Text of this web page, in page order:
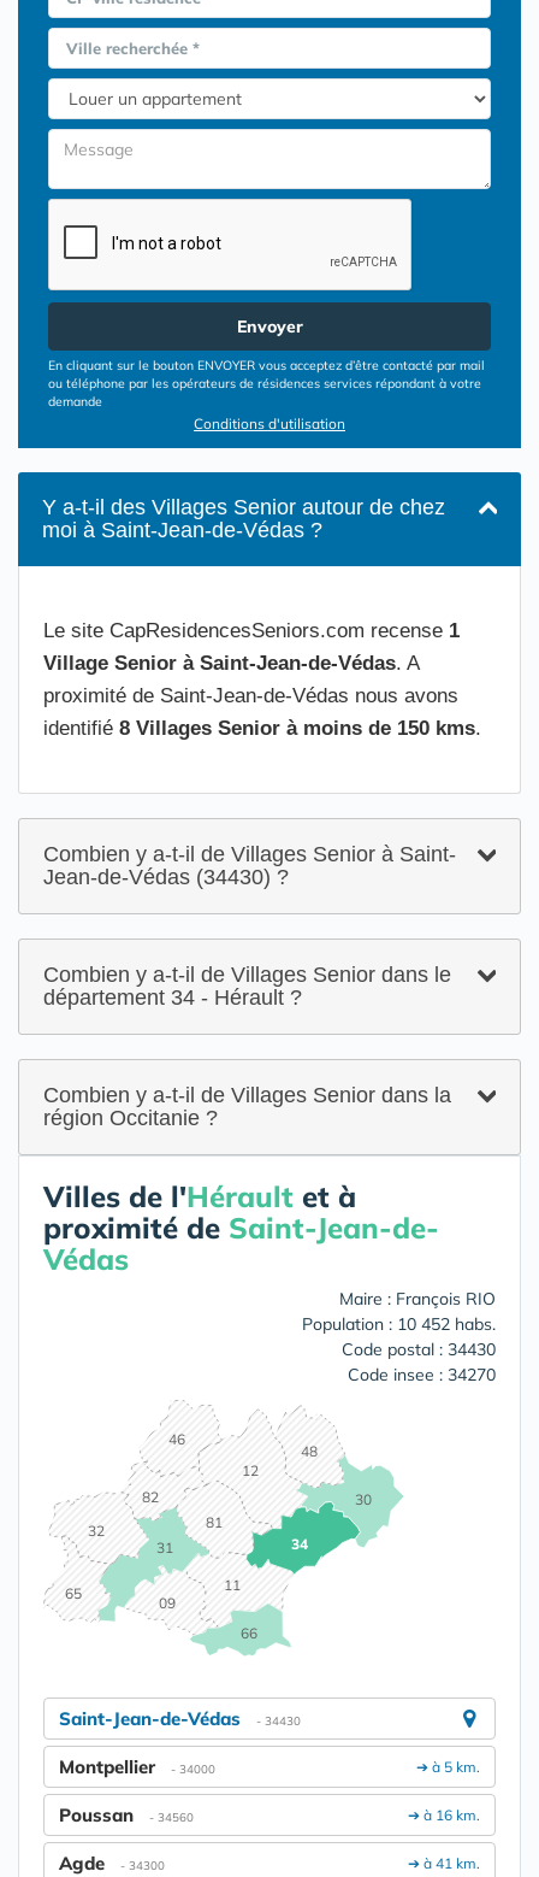
Ville recherchée *
Envoyer
En cliquant sur le bouton ENVOYER vous acceptez d’être contacté par mail
ou téléphone par les opérateurs de résidences services répondant à votre
demande
Conditions d'utilisation
Y a-t-il des Villages Senior autour de chez
moi à Saint-Jean-de-Védas ?
Le site CapResidencesSeniors.com recense 1
Village Senior à Saint-Jean-de-Védas. A
proximité de Saint-Jean-de-Védas nous avons
identifié 8 Villages Senior à moins de 150 kms.
Combien y a-t-il de Villages Senior à Saint-
Jean-de-Védas (34430) ?
Combien y a-t-il de Villages Senior dans le
département 34 - Hérault ?
Combien y a-t-il de Villages Senior dans la
région Occitanie ?
Villes de l'Hérault et à
proximité de Saint-Jean-de-
Védas
Maire : François RIO
Population : 10 452 habs.
Code postal : 34430
Code insee : 34270
09
11
12
30
31
32
34
46
48
65
66
81
82
Saint-Jean-de-Védas - 34430
➔ à 5 km.
Montpellier - 34000
➔ à 16 km.
Poussan - 34560
➔ à 41 km.
Agde - 34300